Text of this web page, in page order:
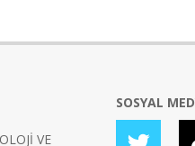
VE
SOSYAL